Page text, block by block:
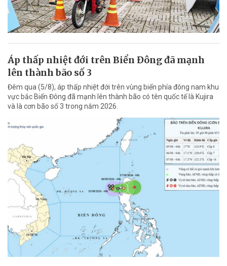
Áp thấp nhiệt đới trên Biển Đông đã mạnh
lên thành bão số 3
Đêm qua (5/8), áp thấp nhiệt đới trên vùng biển phía đông nam khu
vực bắc Biển Đông đã mạnh lên thành bão có tên quốc tế là Kujira
và là cơn bão số 3 trong năm 2026.